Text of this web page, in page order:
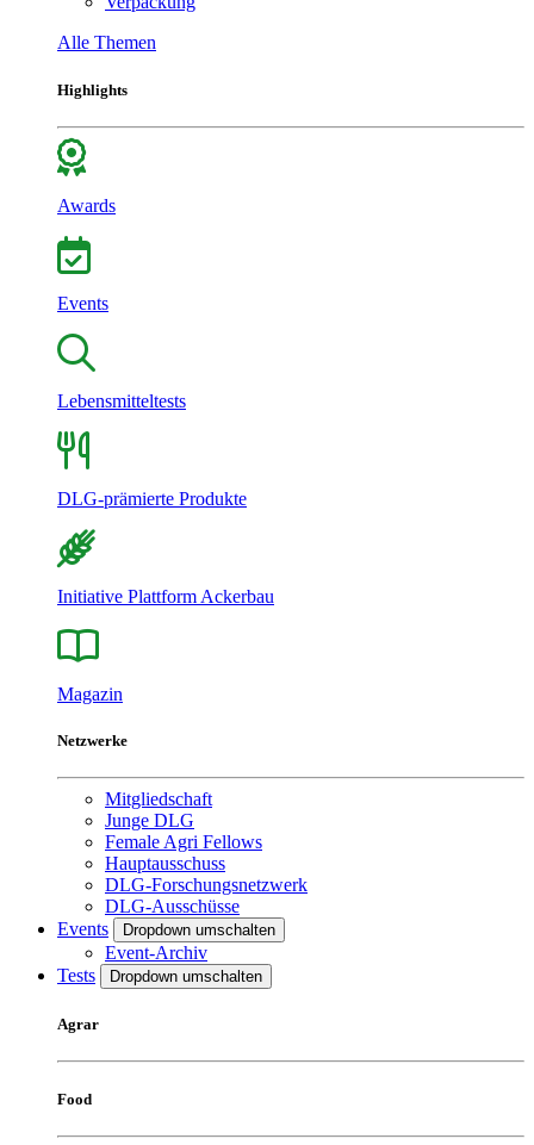
Alle Themen
Highlights
Awards
Events
Lebensmitteltests
DLG-prämierte Produkte
Initiative Plattform Ackerbau
Magazin
Netzwerke
Mitgliedschaft
Junge DLG
Female Agri Fellows
Hauptausschuss
DLG-Forschungsnetzwerk
DLG-Ausschüsse
Events
Dropdown umschalten
Event-Archiv
Tests
Dropdown umschalten
Agrar
Food